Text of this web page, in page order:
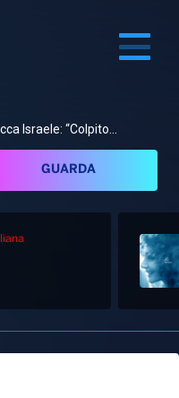
Israele: “Colpito...
GUARDA